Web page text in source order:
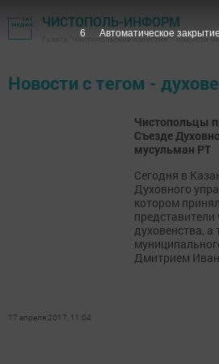
ЧИСТОПОЛЬ-ИНФОРМ
Газета "Чистопольские известия" - новости
Новости с тегом -
Чистопольцы
Съезде
мусульман РТ
Сегодня в
Духовного
котором
представители
духовенства,
Дмитрием
17 апреля 2017, 11:04
6 Автоматическое